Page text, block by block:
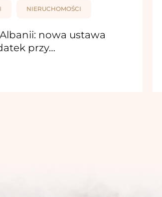
NIERUCHOMOŚCI
nowa ustawa
przy…